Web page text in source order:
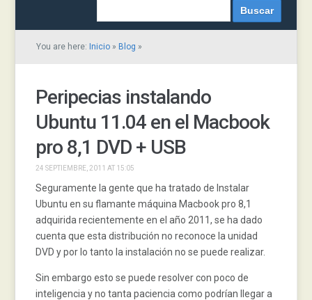
You are here: Inicio » Blog »
Peripecias instalando
Ubuntu 11.04 en el Macbook
pro 8,1 DVD + USB
24 SEPTIEMBRE, 2011 AT 15:05
Seguramente la gente que ha tratado de Instalar
Ubuntu en su flamante máquina Macbook pro 8,1
adquirida recientemente en el año 2011, se ha dado
cuenta que esta distribución no reconoce la unidad
DVD y por lo tanto la instalación no se puede realizar.
Sin embargo esto se puede resolver con poco de
inteligencia y no tanta paciencia como podrían llegar a